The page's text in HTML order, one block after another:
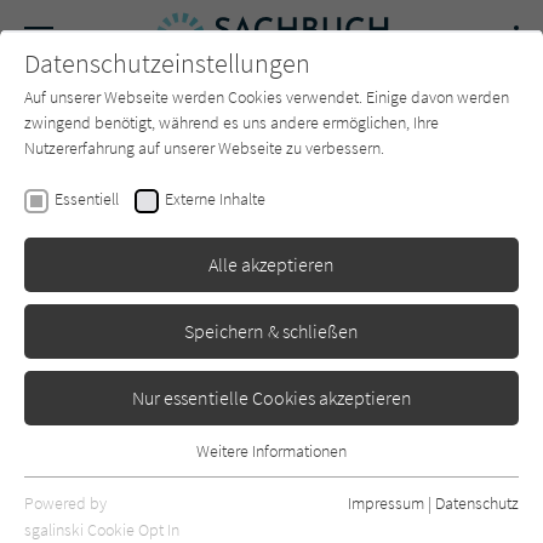
SUCHE Forum Charts Newsletter
Christian Bommarius
Erschienen: Februar 2024 0
Datenschutzeinstellungen
Auf unserer Webseite werden Cookies verwendet. Einige davon werden
zwingend benötigt, während es uns andere ermöglichen, Ihre
Nutzererfahrung auf unserer Webseite zu verbessern.
Essentiell Externe Inhalte
Alle akzeptieren
Speichern & schließen
Nur essentielle Cookies akzeptieren
Essentielle Cookies werden für grundlegende Funktionen der
Webseite benötigt. Dadurch ist gewährleistet, dass die Webseite
Weitere Informationen
Powered by
sgalinski Cookie Opt In
Impressum | Datenschutz